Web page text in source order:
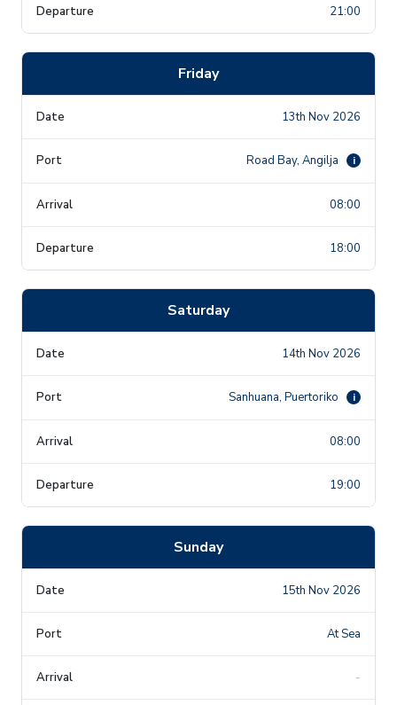
21:00
Friday
13th Nov 2026
Road Bay, Angilja i
08:00
18:00
Saturday
14th Nov 2026
Sanhuana, Puertoriko i
08:00
19:00
Sunday
15th Nov 2026
At Sea
-